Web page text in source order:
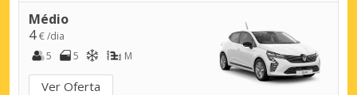
Médio
4€ /dia
5
5 M
Ver Oferta